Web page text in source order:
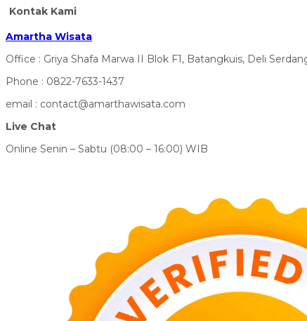
Kontak Kami
Amartha Wisata
Office : Griya Shafa Marwa II Blok F1, Batangkuis, Deli
Phone : 0822-7633-1437
email : contact@amarthawisata.com
Live Chat
Online Senin – Sabtu (08:00 – 16:00) WIB